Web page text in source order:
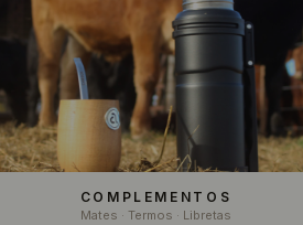
COMPLEMENTOS
Mates · Termos · Libretas